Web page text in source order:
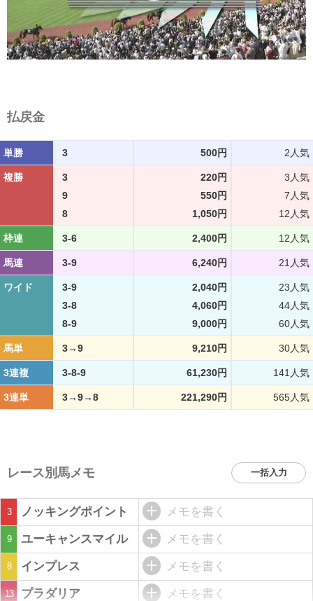
払戻金
単勝 3 500円 2人気
複勝 3 220円
3人気
9
550円
7人気
8
1,050円 12人気
枠連 3-6 2,400円 12人気
馬連 3-9 6,240円 21人気
ワイド 3-9 2,040円
23人気
3-8
4,060円
44人気
8-9
9,000円 60人気
馬単 3→9 9,210円 30人気
3連複 3-8-9 61,230円 141人気
3連単 3→9→8 221,290円 565人気
レース別馬メモ 一括入力
3 ノッキングポイント メモを書く
9 ユーキャンスマイル メモを書く
8 インプレス メモを書く
13 プラダリア メモを書く